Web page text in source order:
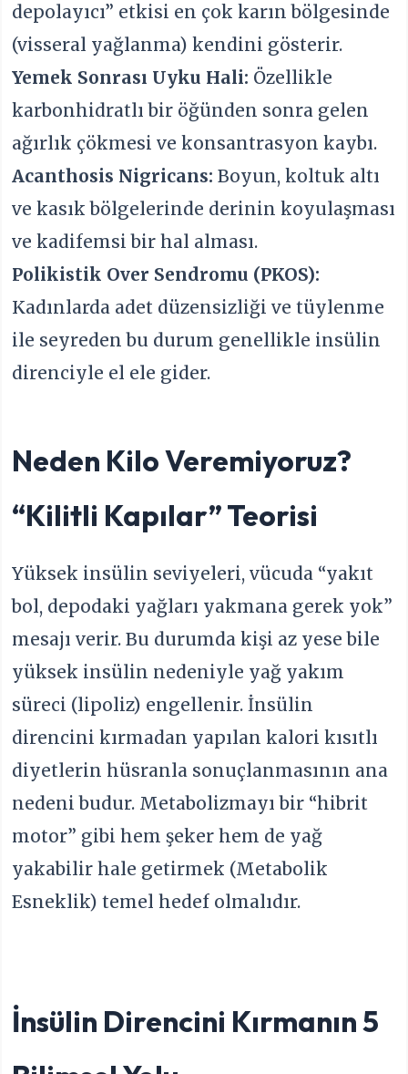
depolayıcı” etkisi en çok karın bölgesinde
(visseral yağlanma) kendini gösterir.
Yemek Sonrası Uyku Hali: Özellikle
karbonhidratlı bir öğünden sonra gelen
ağırlık çökmesi ve konsantrasyon kaybı.
Acanthosis Nigricans: Boyun, koltuk altı
ve kasık bölgelerinde derinin koyulaşması
ve kadifemsi bir hal alması.
Polikistik Over Sendromu (PKOS):
Kadınlarda adet düzensizliği ve tüylenme
ile seyreden bu durum genellikle insülin
direnciyle el ele gider.
Neden Kilo Veremiyoruz?
“Kilitli Kapılar” Teorisi
Yüksek insülin seviyeleri, vücuda “yakıt
bol, depodaki yağları yakmana gerek yok”
mesajı verir. Bu durumda kişi az yese bile
yüksek insülin nedeniyle yağ yakım
süreci (lipoliz) engellenir. İnsülin
direncini kırmadan yapılan kalori kısıtlı
diyetlerin hüsranla sonuçlanmasının ana
nedeni budur. Metabolizmayı bir “hibrit
motor” gibi hem şeker hem de yağ
yakabilir hale getirmek (Metabolik
Esneklik) temel hedef olmalıdır.
İnsülin Direncini Kırmanın 5